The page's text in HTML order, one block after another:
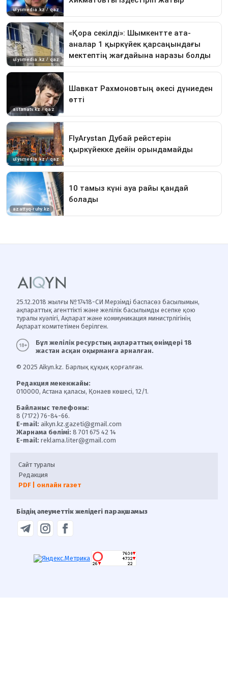
25.12.2018 жылғы №17418-СИ Мерзімді баспасөз басылымын,
ақпараттық агенттікті және желілік басылымды есепке қою
туралы куәлігі, Ақпарат және коммуникация министрлігінің
Ақпарат комитетімен берілген.
Бұл желілік ресурстың ақпараттық өнімдері 18
жастан асқан оқырманға арналған.
© 2025 Aikyn.kz. Барлық құқық қорғалған.
Редакция мекенжайы:
010000, Астана қаласы, Қонаев көшесі, 12/1.
Байланыс телефоны:
8 (7172) 76-84-66.
E-mail: aikyn.kz.gazeti@gmail.com
Жарнама бөлімі: 8 701 675 42 14
E-mail: reklama.liter@gmail.com
Сайт туралы
Редакция
PDF | онлайн газет
Біздің әлеуметтік желідегі парақшамыз